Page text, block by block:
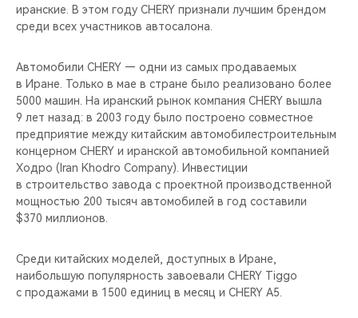
НОВИНКИ
CHERY REMOTE
CHERY И СПОРТ
НАШИ МЕРОПРИЯТИЯ
ВИДЕООБЗОРЫ
CHERY ДЛЯ ДЕТЕЙ
иранские. В этом году CHERY признали лучшим брендом
среди всех участников автосалона.
Автомобили CHERY — одни из самых продаваемых
в Иране. Только в мае в стране было реализовано более
5000 машин. На иранский рынок компания CHERY вышла
9 лет назад: в 2003 году было построено совместное
предприятие между китайским автомобилестроительным
концерном CHERY и иранской автомобильной компанией
Ходро (Iran Khodro Company). Инвестиции
в строительство завода с проектной производственной
мощностью 200 тысяч автомобилей в год составили
$370 миллионов.
Среди китайских моделей, доступных в Иране,
наибольшую популярность завоевали CHERY Tiggo
с продажами в 1500 единиц в месяц и CHERY A5.